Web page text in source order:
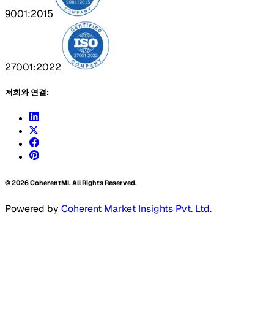
9001:2015
27001:2022
저희와 연결:
©2026CoherentMI. All Rights Reserved.
Powered by Coherent Market Insights Pvt. Ltd.